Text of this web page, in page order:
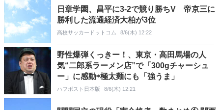
日章学園、昌平に3-2で競り勝ちV 帝京三に
勝利した流通経済大柏が3位
高校サッカードットコム 8/6(木) 12:22
野性爆弾くっきー！、東京・高田馬場の人
気“二郎系ラーメン店”で「300gチャーシュ
ー」に感動⇨極太麺にも「強うま」
ハフポスト日本版 8/6(木) 12:21